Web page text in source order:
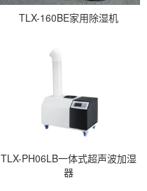
TLX-160BE家用除湿机
TLX-PH06LB一体式超声波加湿
器